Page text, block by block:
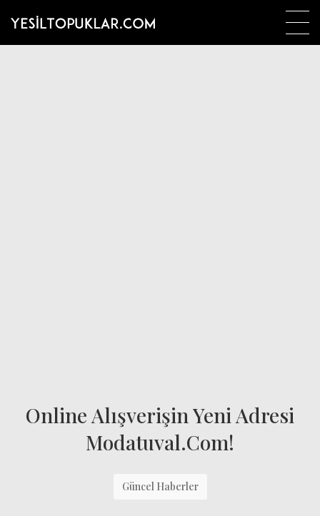
Online Alışverişin Yeni Adresi
Modatuval.com!
Güncel Haberler